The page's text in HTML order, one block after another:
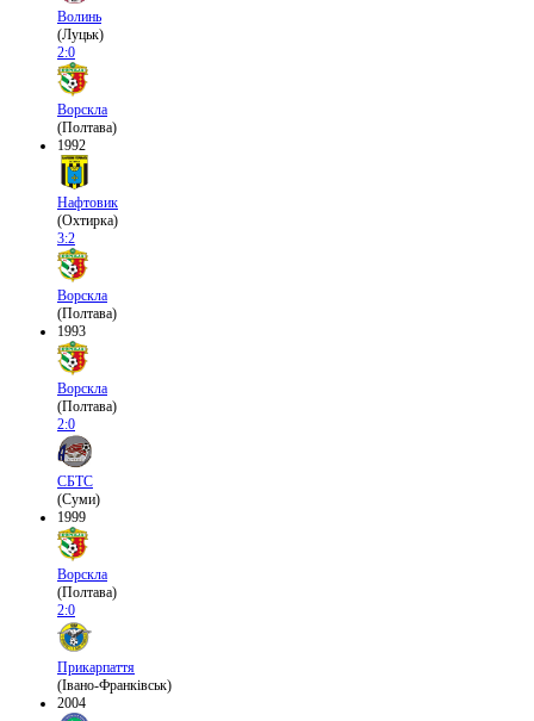
Волинь
(Луцьк)
2:0
Ворскла
(Полтава)
1992
Нафтовик
(Охтирка)
3:2
Ворскла
(Полтава)
1993
Ворскла
(Полтава)
2:0
СБТС
(Суми)
1999
Ворскла
(Полтава)
2:0
Прикарпаття
(Івано-Франківськ)
2004